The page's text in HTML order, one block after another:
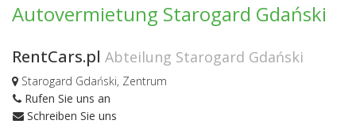
Autovermietung Starogard Gdański
RentCars.pl Abteilung Starogard Gdański
Starogard Gdański, Zentrum
Rufen Sie uns an
Schreiben Sie uns